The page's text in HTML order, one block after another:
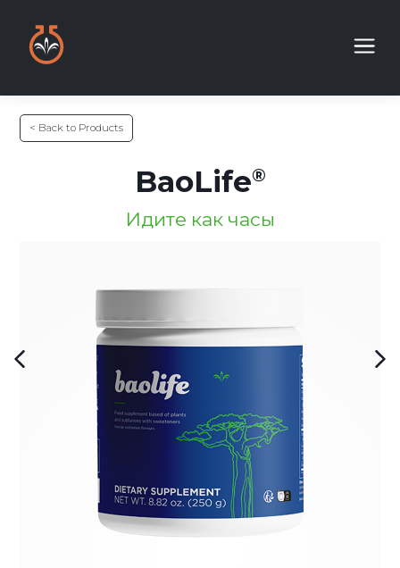
< Back to Products
BaoLife
Идите как часы